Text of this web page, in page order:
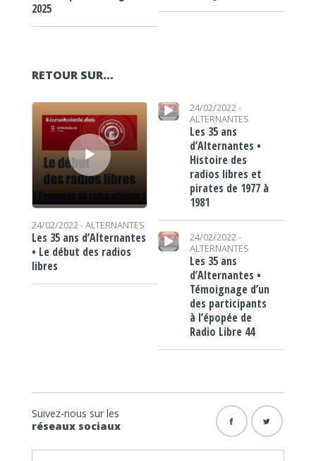
2025
RETOUR SUR…
Lecteur audio
24/02/2022 -ALTERNANTES
Les 35 ans d’Alternantes
• Le début des radios
libres
Lecteur audio
24/02/2022 -
ALTERNANTES
Les 35 ans
d’Alternantes •
Histoire des
radios libres et
pirates de 1977 à
1981
Lecteur audio
24/02/2022 -
ALTERNANTES
Les 35 ans
d’Alternantes •
Témoignage d’un
des participants
à l’épopée de
Radio Libre 44
Suivez-nous sur les
réseaux sociaux